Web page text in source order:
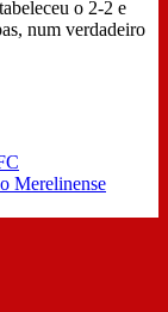
o 2-2 e
num verdadeiro
Merelinense